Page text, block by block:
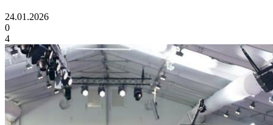
24.01.2026
0
4